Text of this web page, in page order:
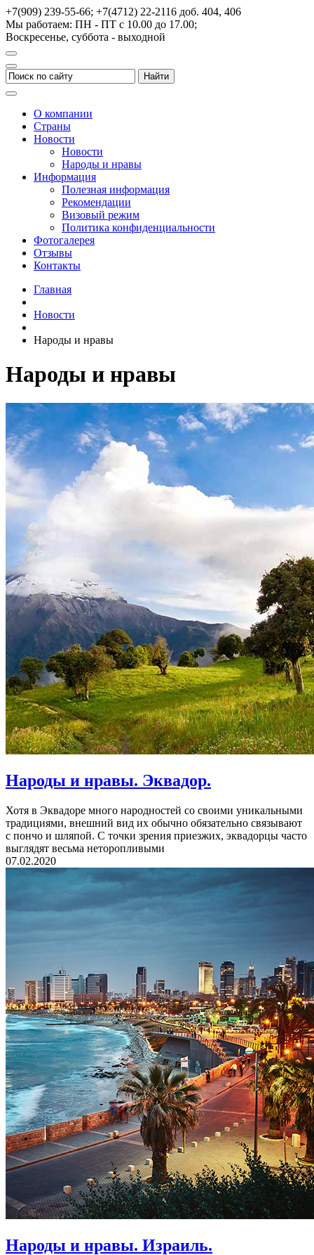
+7(909) 239-55-66; +7(4712) 22-2116 доб. 404, 406
Мы работаем: ПН - ПТ с 10.00 до 17.00;
Воскресенье, суббота - выходной
О компании
Страны
Новости
Новости
Народы и нравы
Информация
Полезная информация
Рекомендации
Визовый режим
Политика конфиденциальности
Фотогалерея
Отзывы
Контакты
Главная
Новости
Народы и нравы
Народы и нравы
Народы и нравы. Эквадор.
Хотя в Эквадоре много народностей со своими уникальными
традициями, внешний вид их обычно обязательно связывают
с пончо и шляпой. С точки зрения приезжих, эквадорцы часто
выглядят весьма неторопливыми
07.02.2020
Народы и нравы. Израиль.